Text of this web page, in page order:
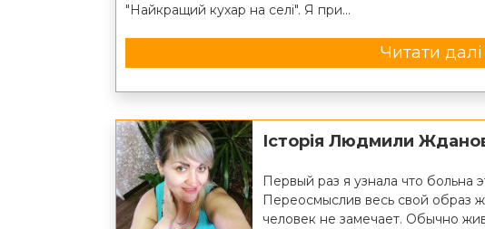
"Найкращий кухар на селі". Я при...
Читати далі
Історія Людмили
Первый раз я узнала что больна
Переосмыслив весь свой образ
человек не замечает. Обычно